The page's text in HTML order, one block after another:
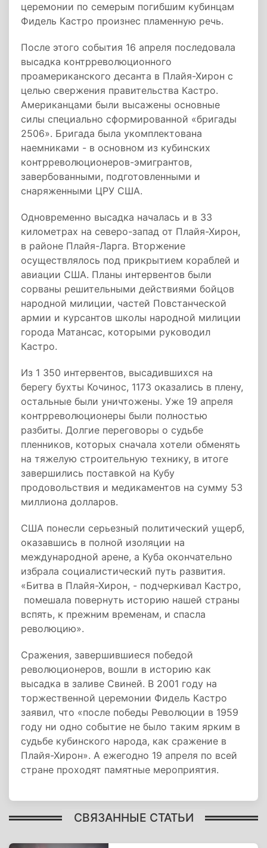
церемонии по семерым погибшим кубинцам
Фидель Кастро произнес пламенную речь.
После этого события 16 апреля последовала
высадка контрреволюционного
проамериканского десанта в Плайя-Хирон с
целью свержения правительства Кастро.
Американцами были высажены основные
силы специально сформированной «бригады
2506». Бригада была укомплектована
наемниками - в основном из кубинских
контрреволюционеров-эмигрантов,
завербованными, подготовленными и
снаряженными ЦРУ США.
Одновременно высадка началась и в 33
километрах на северо-запад от Плайя-Хирон,
в районе Плайя-Ларга. Вторжение
осуществлялось под прикрытием кораблей и
авиации США. Планы интервентов были
сорваны решительными действиями бойцов
народной милиции, частей Повстанческой
армии и курсантов школы народной милиции
города Матансас, которыми руководил
Кастро.
Из 1 350 интервентов, высадившихся на
берегу бухты Кочинос, 1173 оказались в плену,
остальные были уничтожены. Уже 19 апреля
контрреволюционеры были полностью
разбиты. Долгие переговоры о судьбе
пленников, которых сначала хотели обменять
на тяжелую строительную технику, в итоге
завершились поставкой на Кубу
продовольствия и медикаментов на сумму 53
миллиона долларов.
США понесли серьезный политический ущерб,
оказавшись в полной изоляции на
международной арене, а Куба окончательно
избрала социалистический путь развития.
«Битва в Плайя-Хирон, - подчеркивал Кастро,
помешала повернуть историю нашей страны
вспять, к прежним временам, и спасла
революцию».
Сражения, завершившиеся победой
революционеров, вошли в историю как
высадка в заливе Свиней. В 2001 году на
торжественной церемонии Фидель Кастро
заявил, что «после победы Революции в 1959
году ни одно событие не было таким ярким в
судьбе кубинского народа, как сражение в
Плайя-Хирон». А ежегодно 19 апреля по всей
стране проходят памятные мероприятия.
СВЯЗАННЫЕ СТАТЬИ